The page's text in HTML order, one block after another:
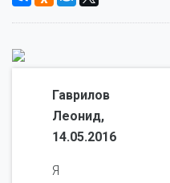
Гаврилов
Леонид,
14.05.2016
Я